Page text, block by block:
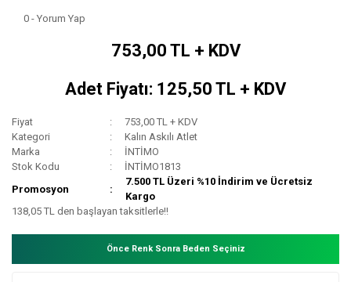
0 - Yorum Yap
753,00 TL + KDV
Adet Fiyatı: 125,50 TL + KDV
Fiyat
753,00 TL + KDV
Kategori
Kalın Askılı Atlet
Marka
İNTİMO
Stok Kodu
İNTİMO1813
Promosyon
7.500 TL Üzeri %10 İndirim ve Ücretsiz
Kargo
138,05 TL den başlayan taksitlerle!!
Önce Renk Sonra Beden Seçiniz